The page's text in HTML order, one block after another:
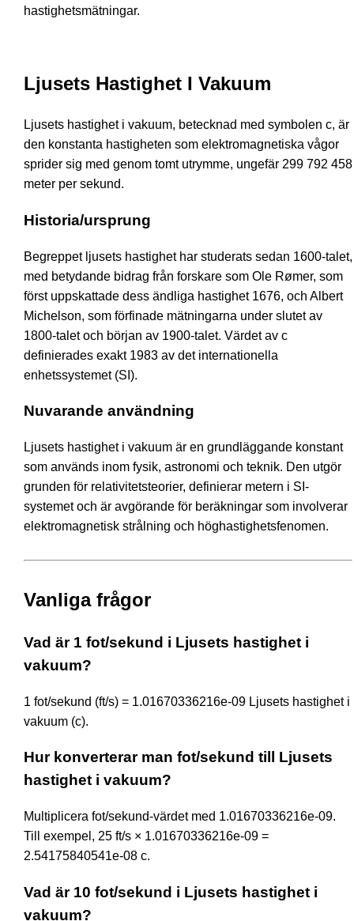
hastighetsmätningar.
Ljusets Hastighet I Vakuum
Ljusets hastighet i vakuum, betecknad med symbolen c, är
den konstanta hastigheten som elektromagnetiska vågor
sprider sig med genom tomt utrymme, ungefär 299 792 458
meter per sekund.
Historia/ursprung
Begreppet ljusets hastighet har studerats sedan 1600-talet,
med betydande bidrag från forskare som Ole Rømer, som
först uppskattade dess ändliga hastighet 1676, och Albert
Michelson, som förfinade mätningarna under slutet av
1800-talet och början av 1900-talet. Värdet av c
definierades exakt 1983 av det internationella
enhetssystemet (SI).
Nuvarande användning
Ljusets hastighet i vakuum är en grundläggande konstant
som används inom fysik, astronomi och teknik. Den utgör
grunden för relativitetsteorier, definierar metern i SI-
systemet och är avgörande för beräkningar som involverar
elektromagnetisk strålning och höghastighetsfenomen.
Vanliga frågor
Vad är 1 fot/sekund i Ljusets hastighet i
vakuum?
1 fot/sekund (ft/s) = 1.01670336216e-09 Ljusets hastighet i
vakuum (c).
Hur konverterar man fot/sekund till Ljusets
hastighet i vakuum?
Multiplicera fot/sekund-värdet med 1.01670336216e-09.
Till exempel, 25 ft/s × 1.01670336216e-09 =
2.54175840541e-08 c.
Vad är 10 fot/sekund i Ljusets hastighet i
vakuum?